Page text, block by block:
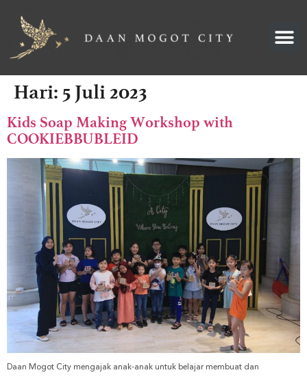
Hari: 5 Juli 2023
Kids Soap Making Workshop with
COOKIEBBUBLEID
Daan Mogot City mengajak anak-anak untuk belajar membuat dan